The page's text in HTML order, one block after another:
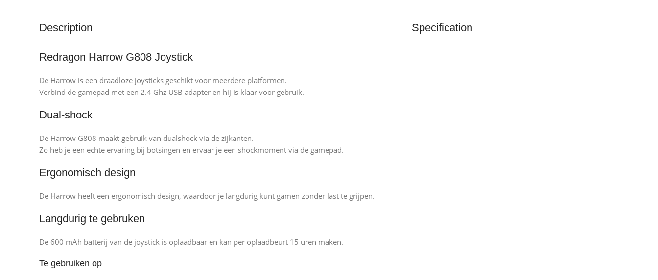
Description
Redragon Harrow G808 Joystick
De Harrow is een draadloze joysticks geschikt voor meerdere platformen.
Verbind de gamepad met een 2.4 Ghz USB adapter en hij is klaar voor gebruik.
Dual-shock
De Harrow G808 maakt gebruik van dualshock via de zijkanten.
Zo heb je een echte ervaring bij botsingen en ervaar je een shockmoment via de gamepad.
Ergonomisch design
De Harrow heeft een ergonomisch design, waardoor je langdurig kunt gamen zonder last te grijpen.
Langdurig te gebruken
De 600 mAh batterij van de joystick is oplaadbaar en kan per oplaadbeurt 15 uren maken.
Te gebruiken op
Specification